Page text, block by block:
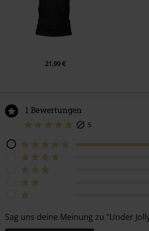
Diamonds of the Black Chest (2017 Remaster)
Merciless Game (2017 Remaster)
21,99 €
1 Bewertungen
5
Sag uns deine Meinung zu "Under